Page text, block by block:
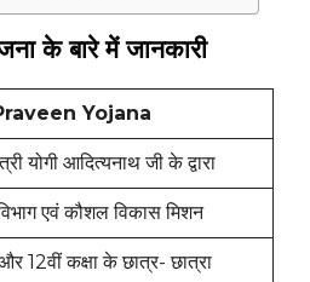
के बारे में जानकारी
Yojana
योगी आदित्यनाथ जी के द्वारा
विभाग एवं कौशल विकास मिशन
12वीं कक्षा के छात्र- छात्रा